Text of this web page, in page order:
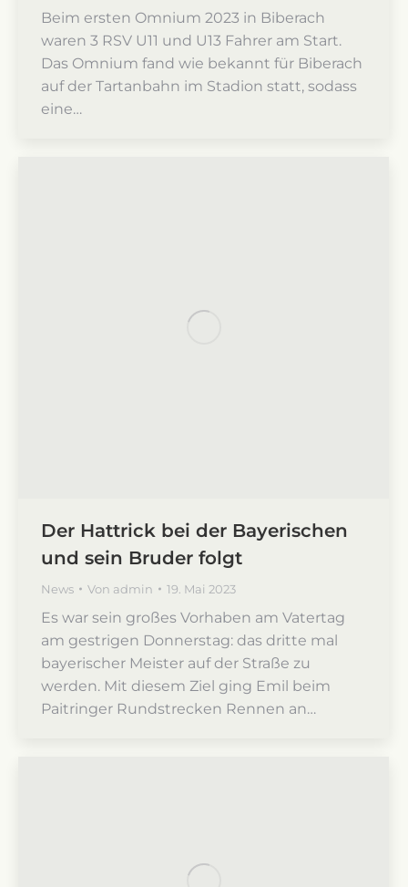
Beim ersten Omnium 2023 in Biberach
waren 3 RSV U11 und U13 Fahrer am Start.
Das Omnium fand wie bekannt für Biberach
auf der Tartanbahn im Stadion statt, sodass
eine…
Der Hattrick bei der Bayerischen
und sein Bruder folgt
News Von admin 19. Mai 2023
Es war sein großes Vorhaben am Vatertag
am gestrigen Donnerstag: das dritte mal
bayerischer Meister auf der Straße zu
werden. Mit diesem Ziel ging Emil beim
Paitringer Rundstrecken Rennen an…